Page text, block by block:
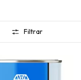
Filtrar